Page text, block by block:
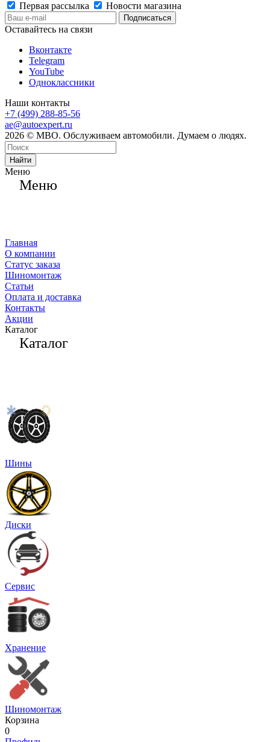
Первая рассылка
Новости магазина
Оставайтесь на связи
Вконтакте
Telegram
YouTube
Одноклассники
Наши контакты
+7 (499) 288-85-56
ae@autoexpert.ru
2026 © МВО. Обслуживаем автомобили. Думаем о людях.
Найти
Меню
Меню
Главная
О компании
Статус заказа
Шиномонтаж
Статьи
Оплата и доставка
Контакты
Акции
Каталог
Каталог
Шины
Диски
Сервис
Хранение
Шиномонтаж
Корзина
0